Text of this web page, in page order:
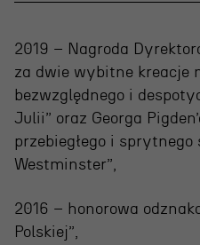
OSIECKA.
2019 – Nagroda
za dwie wybitne kreacje
bezwzględnego i
Julii” oraz Georga
przebiegłego i sprytnego
Westminster”,
2016 – honorowa
Polskiej”,